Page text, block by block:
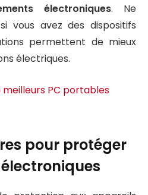
électroniques. Ne
vous avez des dispositifs
permettent de mieux
électriques.
meilleurs PC portables
pour protéger